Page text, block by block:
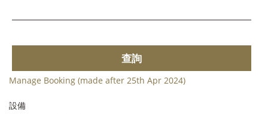
查詢
Manage Booking (made after 25th Apr 2024)
設備